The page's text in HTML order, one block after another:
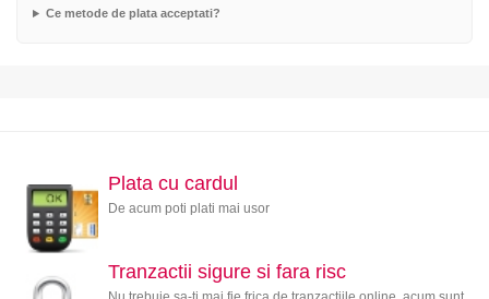
Ce metode de plata acceptati?
Plata cu cardul
De acum poti plati mai usor
Tranzactii sigure si fara risc